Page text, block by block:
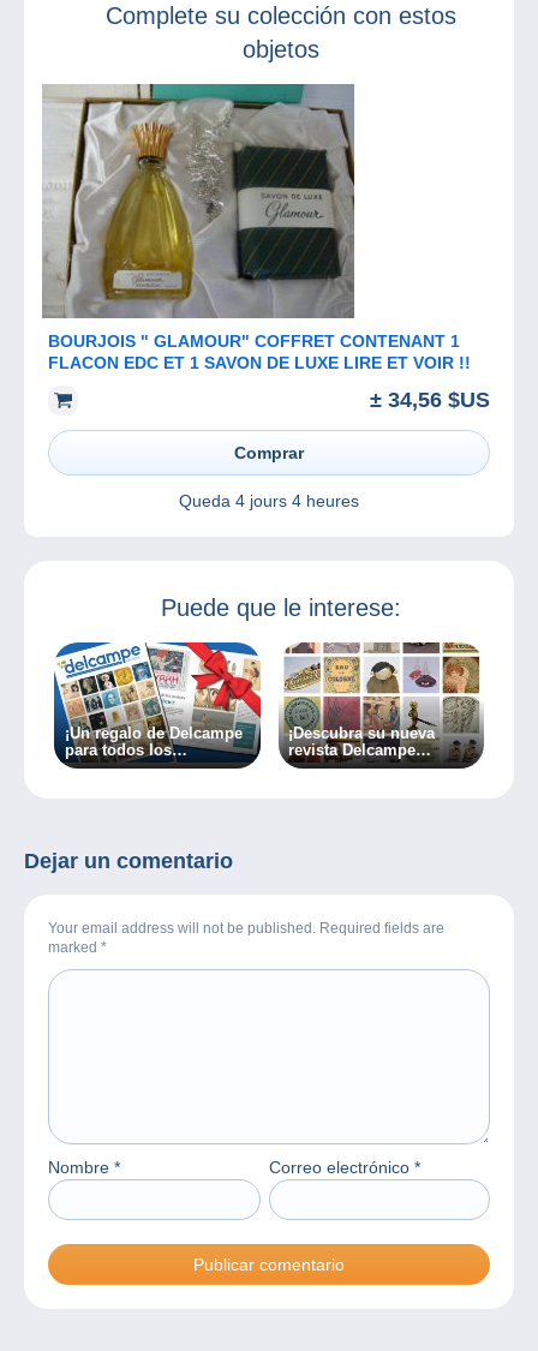
Complete su colección con estos
objetos
BOURJOIS " GLAMOUR" COFFRET CONTENANT 1
FLACON EDC ET 1 SAVON DE LUXE LIRE ET VOIR !!
± 34,56 $US
Comprar
Queda 4 jours 4 heures
Puede que le interese:
¡Un regalo de Delcampe
para todos los
coleccionistas!
¡Descubra su nueva
revista Delcampe
“edición especial”!
Dejar un comentario
Your email address will not be published. Required fields are
marked *
Nombre * Correo electrónico *